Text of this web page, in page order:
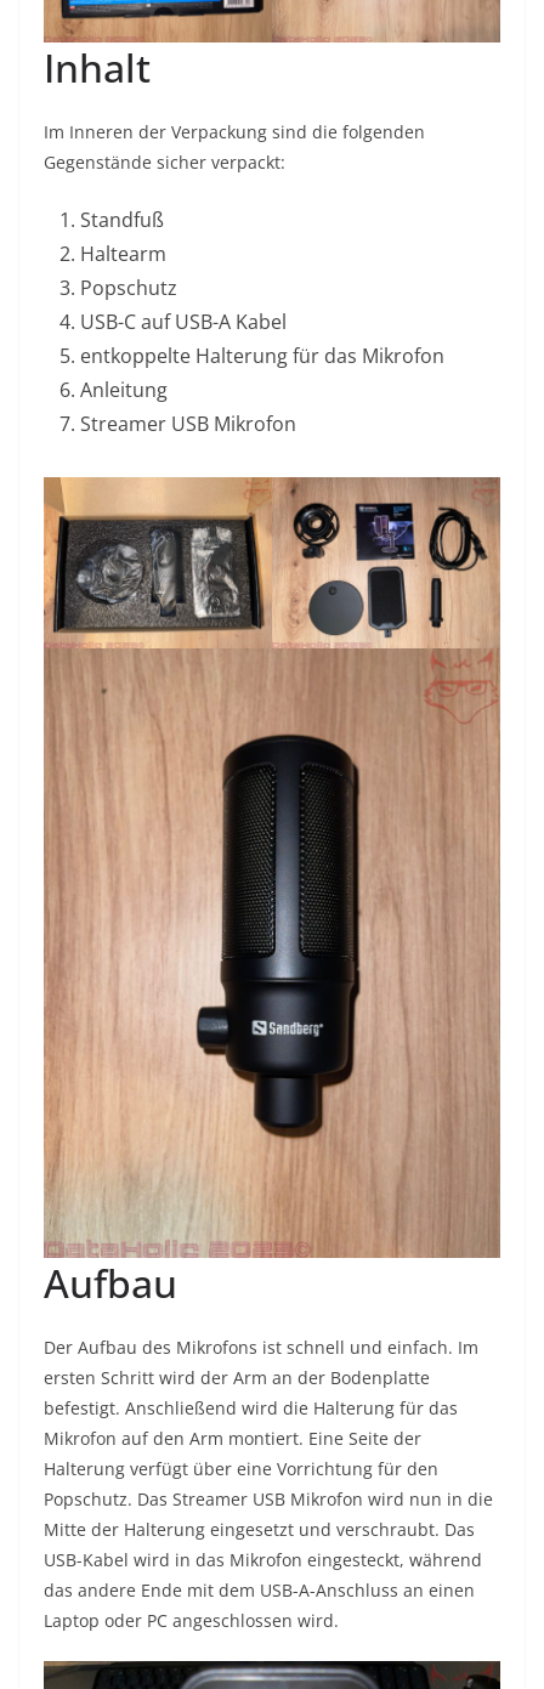
Inhalt
Im Inneren der Verpackung sind die folgenden
Gegenstände sicher verpackt:
Standfuß
Haltearm
Popschutz
USB-C auf USB-A Kabel
entkoppelte Halterung für das Mikrofon
Anleitung
Streamer USB Mikrofon
Aufbau
Der Aufbau des Mikrofons ist schnell und einfach. Im
ersten Schritt wird der Arm an der Bodenplatte
befestigt. Anschließend wird die Halterung für das
Mikrofon auf den Arm montiert. Eine Seite der
Halterung verfügt über eine Vorrichtung für den
Popschutz. Das Streamer USB Mikrofon wird nun in die
Mitte der Halterung eingesetzt und verschraubt. Das
USB-Kabel wird in das Mikrofon eingesteckt, während
das andere Ende mit dem USB-A-Anschluss an einen
Laptop oder PC angeschlossen wird.